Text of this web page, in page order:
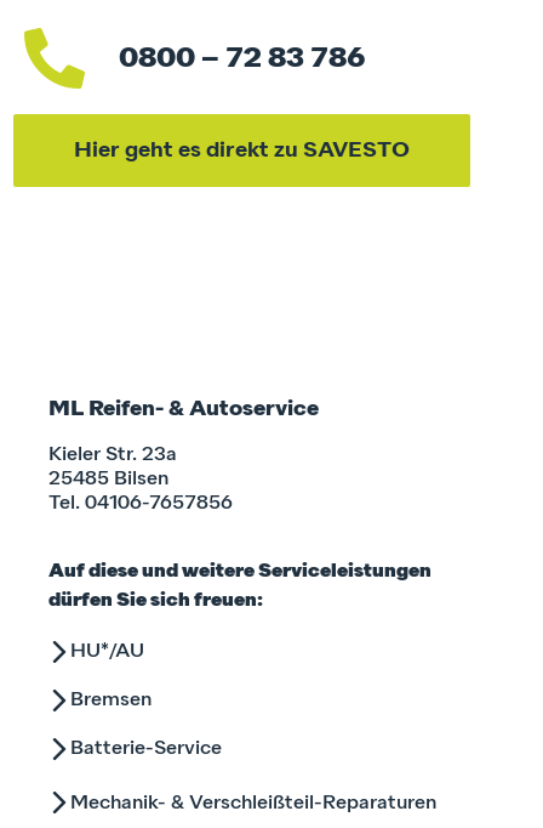
0800 – 72 83 786
Hier geht es direkt zu SAVESTO
ML Reifen- & Autoservice
Kieler Str. 23a
25485 Bilsen
Tel. 04106-7657856
Auf diese und weitere Serviceleistungen
dürfen Sie sich freuen:
HU*/AU
Bremsen
Batterie-Service
Mechanik- & Verschleißteil-Reparaturen